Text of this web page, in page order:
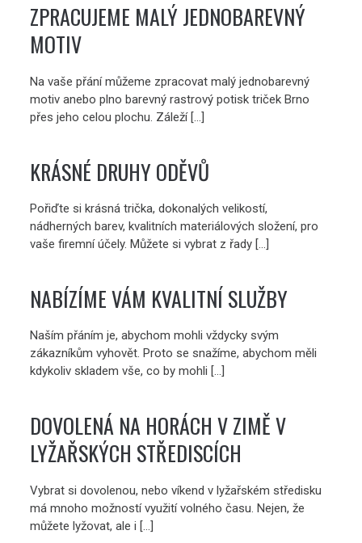
ZPRACUJEME MALÝ JEDNOBAREVNÝ
MOTIV
Na vaše přání můžeme zpracovat malý jednobarevný
motiv anebo plno barevný rastrový potisk triček Brno
přes jeho celou plochu. Záleží […]
KRÁSNÉ DRUHY ODĚVŮ
Pořiďte si krásná trička, dokonalých velikostí,
nádherných barev, kvalitních materiálových složení, pro
vaše firemní účely. Můžete si vybrat z řady […]
NABÍZÍME VÁM KVALITNÍ SLUŽBY
Naším přáním je, abychom mohli vždycky svým
zákazníkům vyhovět. Proto se snažíme, abychom měli
kdykoliv skladem vše, co by mohli […]
DOVOLENÁ NA HORÁCH V ZIMĚ V
LYŽAŘSKÝCH STŘEDISCÍCH
Vybrat si dovolenou, nebo víkend v lyžařském středisku
má mnoho možností využití volného času. Nejen, že
můžete lyžovat, ale i […]